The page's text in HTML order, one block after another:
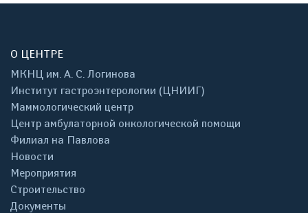
О ЦЕНТРЕ
МКНЦ им. А. С. Логинова
Институт гастроэнтерологии (ЦНИИГ)
Маммологический центр
Центр амбулаторной онкологической помощи
Филиал на Павлова
Новости
Мероприятия
Строительство
Документы